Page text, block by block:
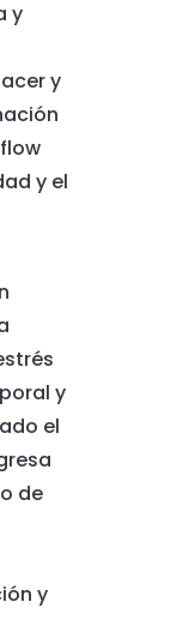
y
y
y el
y
el
de
y